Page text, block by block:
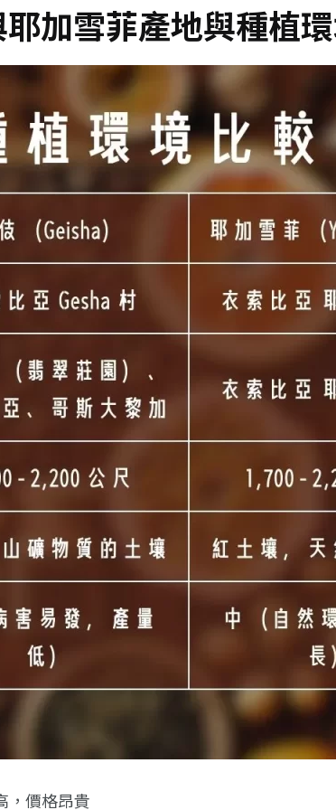
加雪菲產地與種植
，價格昂貴